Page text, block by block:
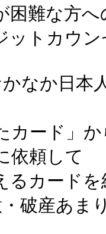
困難な方
ンセリ
なか日本
カード」
依頼して
るカード
破産あま